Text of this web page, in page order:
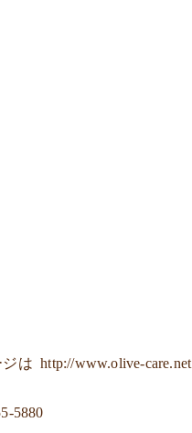
ジはhttp://www.olive-care.net
5880